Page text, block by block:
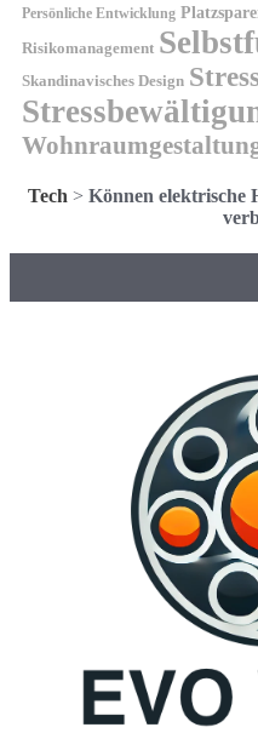
Persönliche Entwicklung
Risikomanagement
Skandinavisches Design
Tech > Können elektrische